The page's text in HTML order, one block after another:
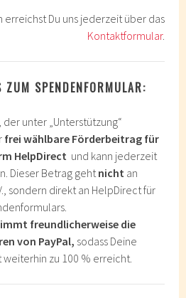
erreichst Du uns jederzeit über das
Kontaktformular.
SPENDENFORMULAR:
unter „Unterstützung“
frei wählbare Förderbeitrag für
HelpDirect und kann jederzeit
Dieser Betrag geht nicht an
sondern direkt an HelpDirect für
freundlicherweise die
von PayPal, sodass Deine
zu 100 % erreicht.